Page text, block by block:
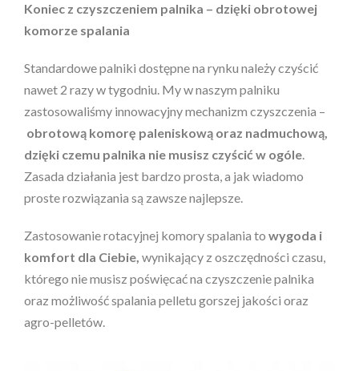
Koniec z czyszczeniem palnika – dzięki obrotowej
komorze spalania
Standardowe palniki dostępne na rynku należy czyścić
nawet 2 razy w tygodniu. My w naszym palniku
zastosowaliśmy innowacyjny mechanizm czyszczenia –
obrotową komorę paleniskową oraz nadmuchową,
dzięki czemu palnika nie musisz czyścić w ogóle.
Zasada działania jest bardzo prosta, a jak wiadomo
proste rozwiązania są zawsze najlepsze.
Zastosowanie rotacyjnej komory spalania to wygoda i
komfort dla Ciebie, wynikający z oszczędności czasu,
którego nie musisz poświęcać na czyszczenie palnika
oraz możliwość spalania pelletu gorszej jakości oraz
agro-pelletów.